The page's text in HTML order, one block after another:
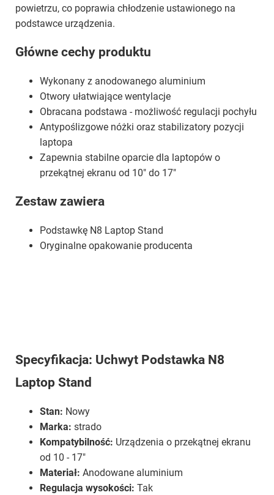
powietrzu, co poprawia chłodzenie ustawionego na
podstawce urządzenia.
Główne cechy produktu
Wykonany z anodowanego aluminium
Otwory ułatwiające wentylacje
Obracana podstawa - możliwość regulacji pochyłu
Antypoślizgowe nóżki oraz stabilizatory pozycji
laptopa
Zapewnia stabilne oparcie dla laptopów o
przekątnej ekranu od 10" do 17"
Zestaw zawiera
Podstawkę N8 Laptop Stand
Oryginalne opakowanie producenta
Specyfikacja: Uchwyt Podstawka N8
Laptop Stand
Stan: Nowy
Marka: strado
Kompatybilność: Urządzenia o przekątnej ekranu
od 10 - 17"
Materiał: Anodowane aluminium
Regulacja wysokości: Tak